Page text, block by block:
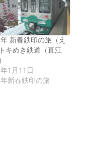
新春鉄印の旅（え
キめき鉄道（直江
1月11日
新春鉄印の旅